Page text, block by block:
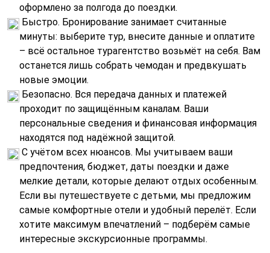
оформлено за полгода до поездки.
Быстро. Бронирование занимает считанные
минуты: выберите тур, внесите данные и оплатите
– всё остальное турагентство возьмёт на себя. Вам
останется лишь собрать чемодан и предвкушать
новые эмоции.
Безопасно. Вся передача данных и платежей
проходит по защищённым каналам. Ваши
персональные сведения и финансовая информация
находятся под надёжной защитой.
С учётом всех нюансов. Мы учитываем ваши
предпочтения, бюджет, даты поездки и даже
мелкие детали, которые делают отдых особенным.
Если вы путешествуете с детьми, мы предложим
самые комфортные отели и удобный перелёт. Если
хотите максимум впечатлений – подберём самые
интересные экскурсионные программы.